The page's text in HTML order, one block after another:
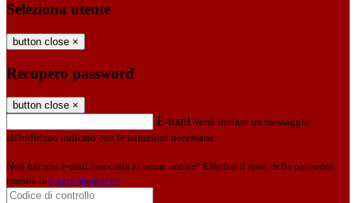
Seleziona utente
button close ×
Recupero password
button close ×
E-mail Verrà inviato un messaggio
all'indirizzo indicato con le istruzioni necessarie.
Non hai una e-mail associata al nome utente? Effettua il reset della password
tramite la Login Spaggiari